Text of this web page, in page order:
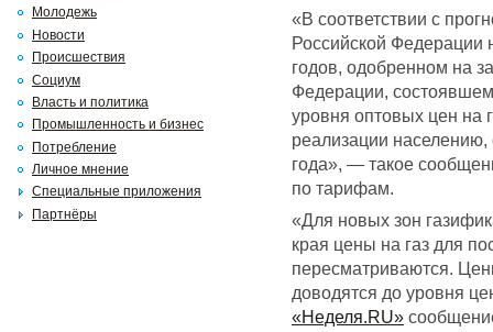
«В соответствии с
Российской Федерации
годов, одобренном на
Федерации,
уровня оптовых цен на
реализации
года», — такое
по тарифам.
«Для новых зон
края цены на газ для
пересматриваются.
доводятся до уровня
«Неделя.RU»
Молодежь
Новости
Происшествия
Социум
Власть и политика
Промышленность и бизнес
Потребление
Личное мнение
Специальные приложения
Партнёры